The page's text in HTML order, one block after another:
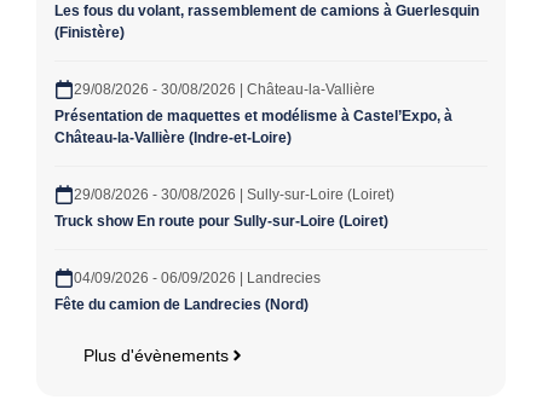
Les fous du volant, rassemblement de camions à Guerlesquin
(Finistère)
29/08/2026 - 30/08/2026 | Château-la-Vallière
Présentation de maquettes et modélisme à Castel’Expo, à
Château-la-Vallière (Indre-et-Loire)
29/08/2026 - 30/08/2026 | Sully-sur-Loire (Loiret)
Truck show En route pour Sully-sur-Loire (Loiret)
04/09/2026 - 06/09/2026 | Landrecies
Fête du camion de Landrecies (Nord)
Plus d'évènements